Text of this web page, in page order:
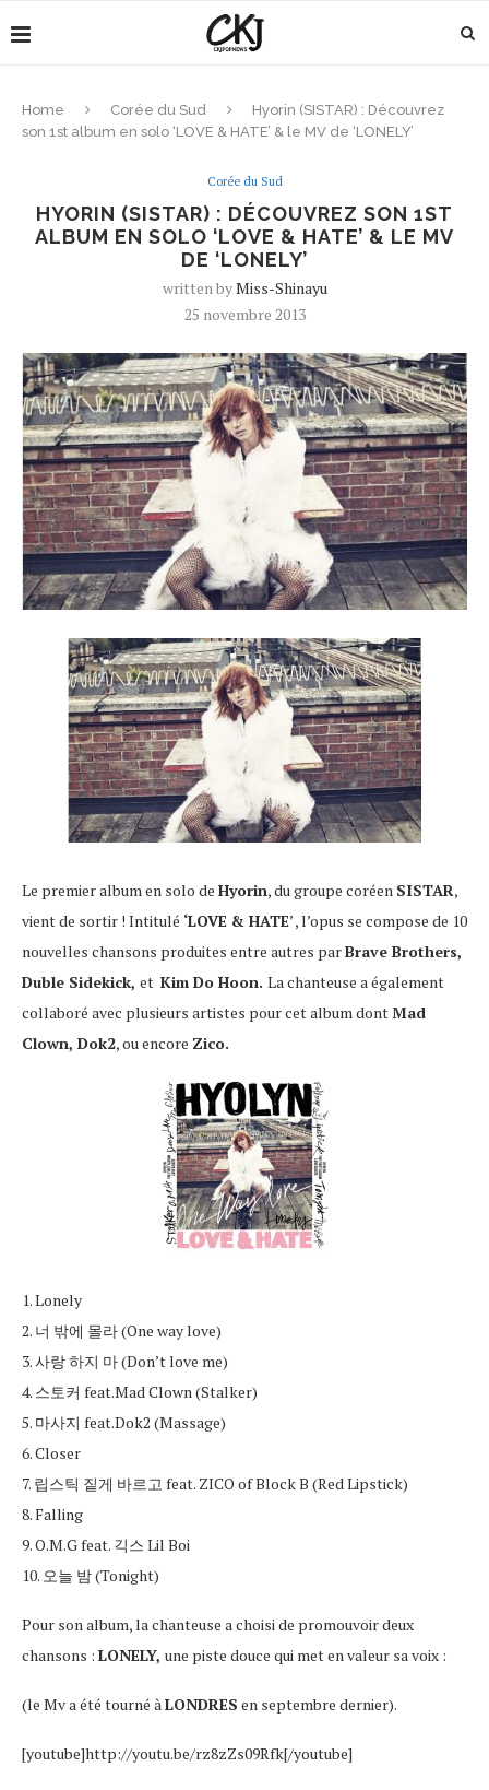
Home Corée du Sud
Hyorin (SISTAR) : Découvrez
son 1st album en solo ‘LOVE & HATE’ & le MV de ‘LONELY’
Corée du Sud
HYORIN (SISTAR) : DÉCOUVREZ SON 1ST
ALBUM EN SOLO ‘LOVE & HATE’ & LE MV
DE ‘LONELY’
written byMiss-Shinayu
25 novembre 2013
Le premier album en solo de Hyorin, du groupe coréen SISTAR,
vient de sortir ! Intitulé ‘LOVE & HATE’ , l’opus se compose de 10
nouvelles chansons produites entre autres parBrave Brothers,
Duble Sidekick, et Kim Do Hoon. La chanteuse a également
collaboré avec plusieurs artistes pour cet album dont Mad
Clown, Dok2, ou encore Zico.
1. Lonely
2. 너 밖에 몰라 (One way love)
3. 사랑 하지 마 (Don’t love me)
4. 스토커 feat.Mad Clown (Stalker)
5. 마사지 feat.Dok2 (Massage)
6. Closer
7. 립스틱 짙게 바르고 feat. ZICO of Block B (Red Lipstick)
8. Falling
9. O.M.G feat. 긱스 Lil Boi
10. 오늘 밤 (Tonight)
Pour son album, la chanteuse a choisi de promouvoir deux
chansons : LONELY, une piste douce qui met en valeur sa voix :
(le Mv a été tourné à LONDRES en septembre dernier).
[youtube]http://youtu.be/rz8zZs09Rfk[/youtube]